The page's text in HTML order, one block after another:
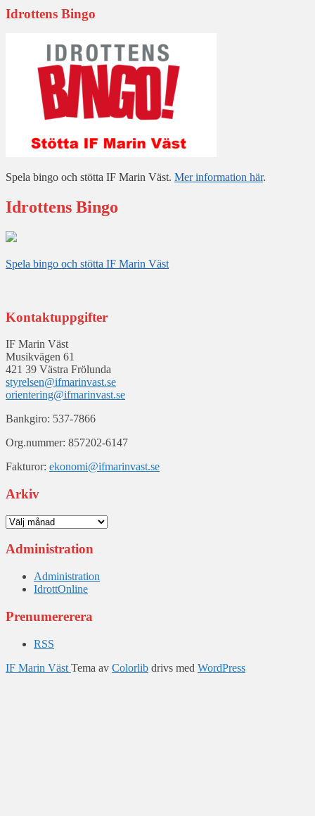
Idrottens Bingo
Spela bingo och stötta IF Marin Väst. Mer information här.
Idrottens Bingo
Spela bingo och stötta IF Marin Väst
Kontaktuppgifter
IF Marin Väst
Musikvägen 61
421 39 Västra Frölunda
styrelsen@ifmarinvast.se
orientering@ifmarinvast.se
Bankgiro: 537-7866
Org.nummer: 857202-6147
Fakturor: ekonomi@ifmarinvast.se
Arkiv
Arkiv
Administration
Administration
IdrottOnline
Prenumererera
RSS
IF Marin Väst Tema av Colorlib drivs med WordPress